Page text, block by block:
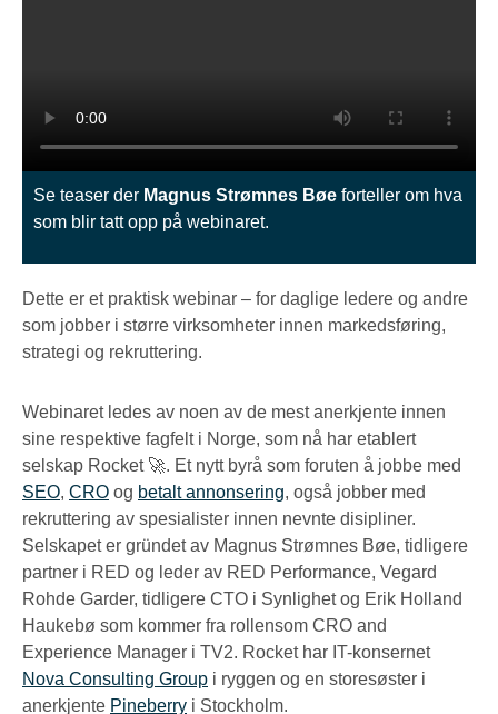
Se teaser der Magnus Strømnes Bøe forteller om hva
som blir tatt opp på webinaret.
Dette er et praktisk webinar – for daglige ledere og andre
som jobber i større virksomheter innen markedsføring,
strategi og rekruttering.
Webinaret ledes av noen av de mest anerkjente innen
sine respektive fagfelt i Norge, som nå har etablert
selskap Rocket 🚀. Et nytt byrå som foruten å jobbe med
SEO, CRO og betalt annonsering, også jobber med
rekruttering av spesialister innen nevnte disipliner.
Selskapet er gründet av Magnus Strømnes Bøe, tidligere
partner i RED og leder av RED Performance, Vegard
Rohde Garder, tidligere CTO i Synlighet og Erik Holland
Haukebø som kommer fra rollensom CRO and
Experience Manager i TV2. Rocket har IT-konsernet
Nova Consulting Group i ryggen og en storesøster i
anerkjente Pineberry i Stockholm.